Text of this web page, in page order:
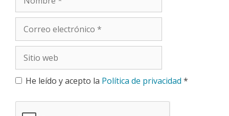
electrónico
web
He leído y acepto la Política de privacidad *